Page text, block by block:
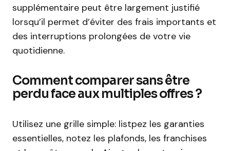
supplémentaire peut être largement justifié
lorsqu’il permet d’éviter des frais importants et
des interruptions prolongées de votre vie
quotidienne.
Comment comparer sans être
perdu face aux multiples offres ?
Utilisez une grille simple: listpez les garanties
essentielles, notez les plafonds, les franchises